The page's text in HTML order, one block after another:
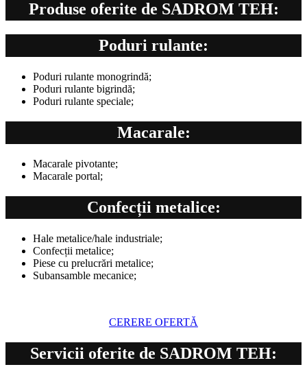
Produse oferite de SADROM TEH:
Poduri rulante:
Poduri rulante monogrindă;
Poduri rulante bigrindă;
Poduri rulante speciale;
Macarale:
Macarale pivotante;
Macarale portal;
Confecții metalice:
Hale metalice/hale industriale;
Confecții metalice;
Piese cu prelucrări metalice;
Subansamble mecanice;
CERERE OFERTĂ
Servicii oferite de SADROM TEH: